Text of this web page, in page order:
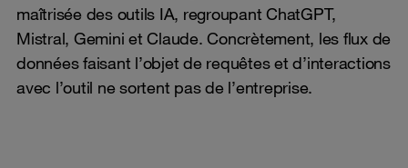
maîtrisée des outils IA, regroupant ChatGPT,
Mistral, Gemini et Claude. Concrètement, les flux de
données faisant l’objet de requêtes et d’interactions
avec l’outil ne sortent pas de l’entreprise.